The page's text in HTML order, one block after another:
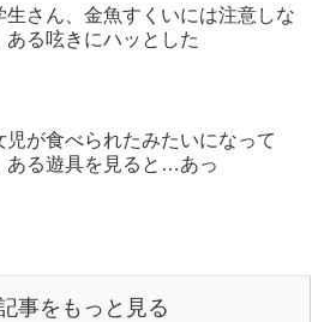
生さん、金魚すくいには注意しな
ある呟きにハッとした
児が食べられたみたいになって
ある遊具を見ると…あっ
事をもっと見る